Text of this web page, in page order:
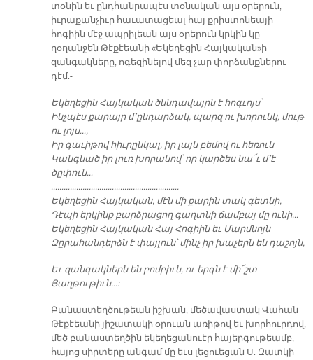
տօնին եւ ընդհանրապէս տօնական այս օրերուն,
իւրաքանչիւր հաւատացեալ հայ քրիստոնեայի
հոգիին մէջ ապրիլեան այս օրերուն կրկին կը
ղօղանջեն Թէքէեանի «Եկեղեցին Հայկական»ի
զանգակները, ոգեզինելով մեզ չար փորձանքներու
դէմ.-
Եկեղեցին Հայկական ծննդավայրն է հոգւոյս՝
Ինչպէս քարայր մ՚ընդարձակ, պարզ ու խորունկ, մութ
ու լոյս…,
Իր գաւիթով հիւրընկալ, իր լայն բեմով ու հեռուն
Կանգնած իր լուռ խորանով՝ որ կարծես նա՜ւ մ՚է
ծըփուն…
…………………………………………………….
Եկեղեցին Հայկական, մէն մի քարին տակ գետնի,
Դէպի երկինք բարձրացող գաղտնի ճամբայ մը ունի…
Եկեղեցին Հայկական Հայ Հոգիին եւ Մարմնոյն
Զըրահանդերձն է փայլուն՝ մինչ իր խաչերն են դաշոյն,
Եւ զանգակներն են բոմբիւն, ու երգն է մի՜շտ
Յաղթութիւն…:
Բանաստեղծութեան իշխան, մեծավաստակ Վահան
Թէքէեանի յիշատակի օրուան առիթով եւ խորհուրդով,
մեծ բանաստեղծին եկեղեցանուէր հայերգութեամբ,
հայոց սիրտերը անգամ մը եւս լեցուեցան Ս. Զատկի